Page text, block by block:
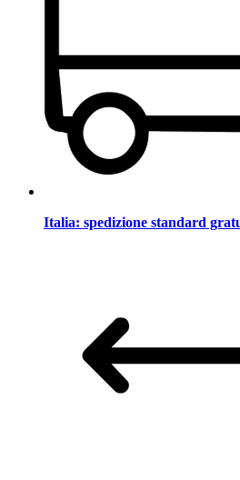
Italia: spedizione standard